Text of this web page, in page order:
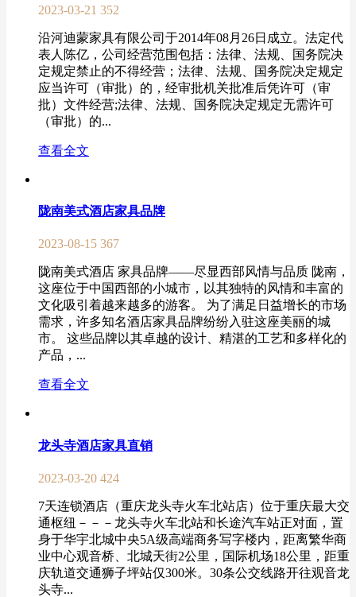
2023-03-21 352
沿河迪蒙家具有限公司于2014年08月26日成立。法定代
表人陈亿，公司经营范围包括：法律、法规、国务院决
定规定禁止的不得经营；法律、法规、国务院决定规定
应当许可（审批）的，经审批机关批准后凭许可（审
批）文件经营;法律、法规、国务院决定规定无需许可
（审批）的...
查看全文
陇南美式酒店家具品牌
2023-08-15 367
陇南美式酒店 家具品牌——尽显西部风情与品质 陇南，
这座位于中国西部的小城市，以其独特的风情和丰富的
文化吸引着越来越多的游客。 为了满足日益增长的市场
需求，许多知名酒店家具品牌纷纷入驻这座美丽的城
市。 这些品牌以其卓越的设计、精湛的工艺和多样化的
产品，...
查看全文
龙头寺酒店家具直销
2023-03-20 424
7天连锁酒店（重庆龙头寺火车北站店）位于重庆最大交
通枢纽－－－龙头寺火车北站和长途汽车站正对面，置
身于华宇北城中央5A级高端商务写字楼内，距离繁华商
业中心观音桥、北城天街2公里，国际机场18公里，距重
庆轨道交通狮子坪站仅300米。30条公交线路开往观音龙
头寺...